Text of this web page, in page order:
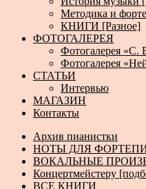
Методика и
КНИГИ [Разное]
ФОТОГАЛЕРЕЯ
Фотогалерея «С.
Фотогалерея
СТАТЬИ
Интервью
МАГАЗИН
Контакты
Архив пианистки
НОТЫ ДЛЯ
ВОКАЛЬНЫЕ
Концертмейстеру
ВСЕ КНИГИ